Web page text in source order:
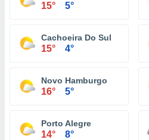
15° 5°
Cachoeira Do Sul
15° 4°
Novo Hamburgo
16° 5°
Porto Alegre
14° 8°